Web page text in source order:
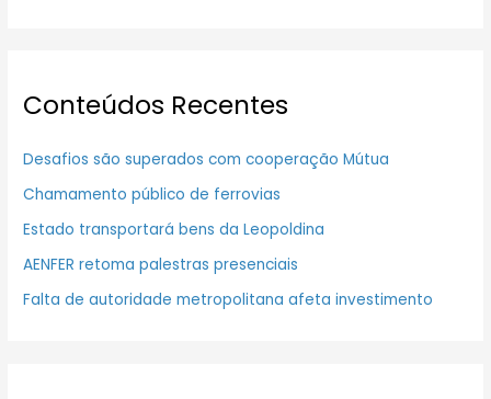
Conteúdos Recentes
Desafios são superados com cooperação Mútua
Chamamento público de ferrovias
Estado transportará bens da Leopoldina
AENFER retoma palestras presenciais
Falta de autoridade metropolitana afeta investimento